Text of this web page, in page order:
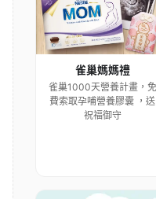
雀巢1000天營養計畫，免
費索取孕哺營養膠囊 ，送
祝福御守